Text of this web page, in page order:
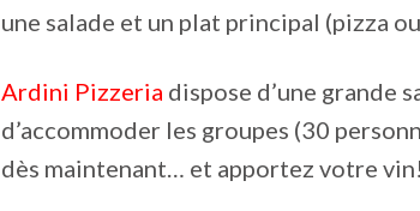
une salade et un plat principal (pizza
Ardini Pizzeria dispose d’une grande
d’accommoder les groupes (30
dès maintenant… et apportez votre vin!